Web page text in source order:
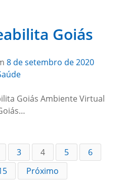
Goiás
8 de setembro de 2020
Goiás Ambiente Virtual
3 4 5
6
Próximo